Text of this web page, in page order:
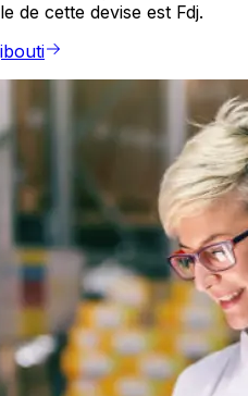
de cette devise est Fdj.